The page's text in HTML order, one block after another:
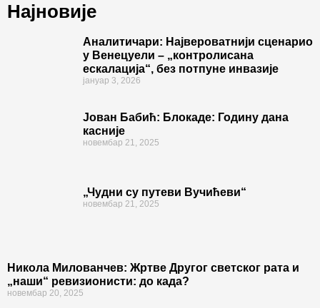
Најновије
Аналитичари: Највероватнији сценарио
у Венецуели – „контролисана
ескалација“, без потпуне инвазије
јануар 3, 2026
Јован Бабић: Блокаде: Годину дана
касније
новембар 21, 2025
„Чудни су путеви Вучићеви“
новембар 21, 2025
Никола Милованчев: Жртве Другог светског рата и
„наши“ ревизионисти: до када?
новембар 20, 2025